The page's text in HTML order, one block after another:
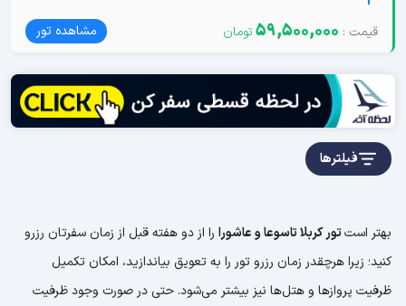
59,500,000 مشاهده تور
فیلترها
بهتر استتور کربلا تاسوعا و عاشورا را از دو هفته قبل از زمان سفرتان رزرو
کنید؛ زیرا هرچقدر زمان رزرو تور را به تعویق بیاندازید، امکان تکمیل
ظرفیت پروازها و هتل‌ها نیز بیشتر می‌شود. حتی در صورت وجود ظرفیت